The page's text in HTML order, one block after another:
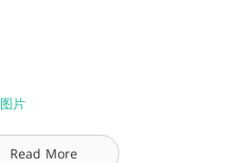
Read More